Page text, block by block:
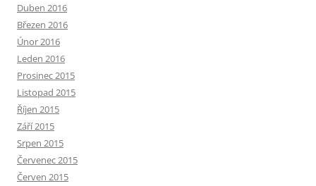
Duben 2016
Březen 2016
Únor 2016
Leden 2016
Prosinec 2015
Listopad 2015
Říjen 2015
Září 2015
Srpen 2015
Červenec 2015
Červen 2015